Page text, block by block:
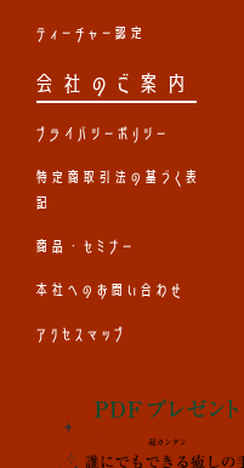
ティーチャー認定
会社のご案内
プライバシーポリシー
特定商取引法の基づく表
記
商品・セミナー
本社へのお問い合わせ
アクセスマップ